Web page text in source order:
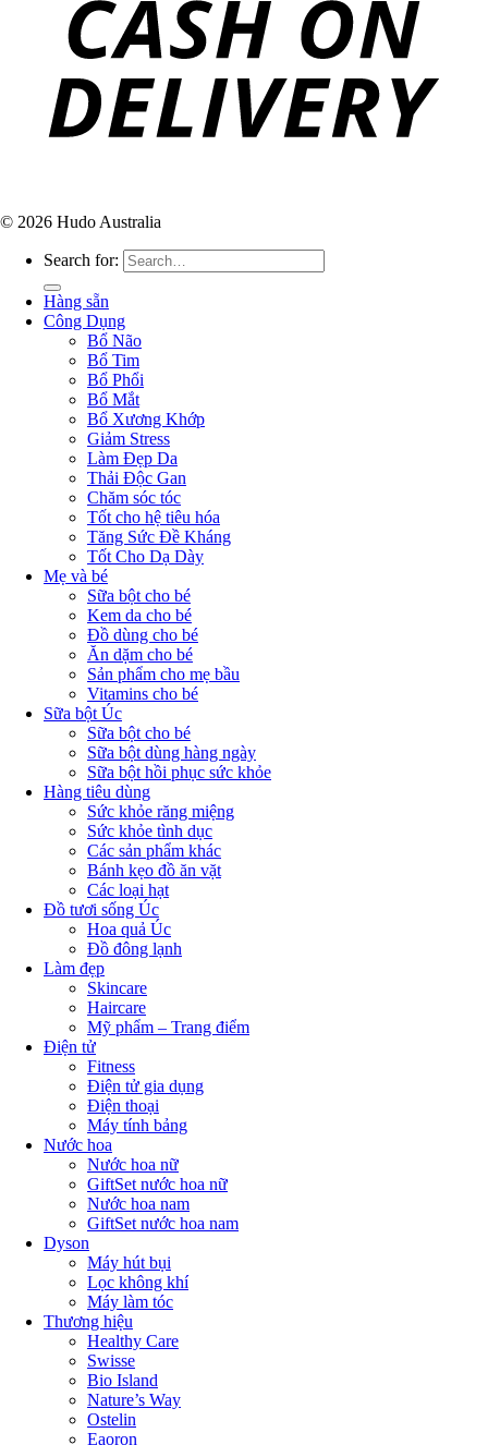
© 2026 Hudo Australia
Search for:
Hàng sẵn
Công Dụng
Bổ Não
Bổ Tim
Bổ Phổi
Bổ Mắt
Bổ Xương Khớp
Giảm Stress
Làm Đẹp Da
Thải Độc Gan
Chăm sóc tóc
Tốt cho hệ tiêu hóa
Tăng Sức Đề Kháng
Tốt Cho Dạ Dày
Mẹ và bé
Sữa bột cho bé
Kem da cho bé
Đồ dùng cho bé
Ăn dặm cho bé
Sản phẩm cho mẹ bầu
Vitamins cho bé
Sữa bột Úc
Sữa bột cho bé
Sữa bột dùng hàng ngày
Sữa bột hồi phục sức khỏe
Hàng tiêu dùng
Sức khỏe răng miệng
Sức khỏe tình dục
Các sản phẩm khác
Bánh kẹo đồ ăn vặt
Các loại hạt
Đồ tươi sống Úc
Hoa quả Úc
Đồ đông lạnh
Làm đẹp
Skincare
Haircare
Mỹ phẩm – Trang điểm
Điện tử
Fitness
Điện tử gia dụng
Điện thoại
Máy tính bảng
Nước hoa
Nước hoa nữ
GiftSet nước hoa nữ
Nước hoa nam
GiftSet nước hoa nam
Dyson
Máy hút bụi
Lọc không khí
Máy làm tóc
Thương hiệu
Healthy Care
Swisse
Bio Island
Nature’s Way
Ostelin
Eaoron